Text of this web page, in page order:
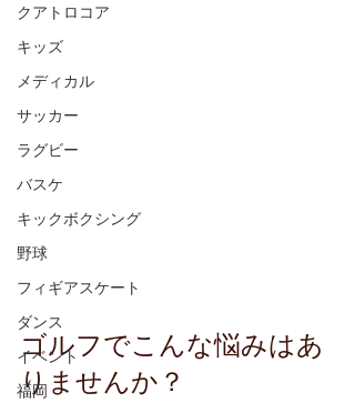
クアトロコア
キッズ
メディカル
サッカー
ラグビー
バスケ
キックボクシング
野球
フィギアスケート
ダンス
イベント
福岡
ゴルフでこんな悩みはあ
りませんか？